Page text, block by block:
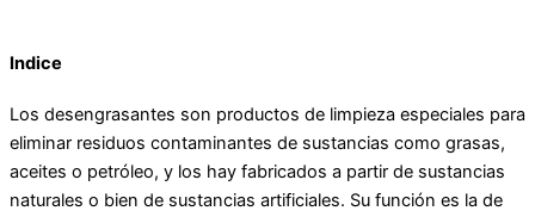
Indice
Los desengrasantes son productos de limpieza especiales para
eliminar residuos contaminantes de sustancias como grasas,
aceites o petróleo, y los hay fabricados a partir de sustancias
naturales o bien de sustancias artificiales. Su función es la de